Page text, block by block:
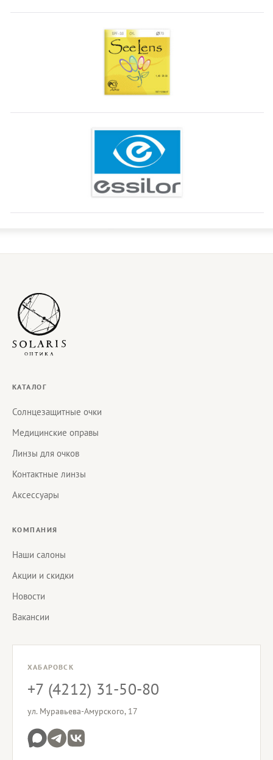
КАТАЛОГ
Солнцезащитные очки
Медицинские оправы
Линзы для очков
Контактные линзы
Аксессуары
КОМПАНИЯ
Наши салоны
Акции и скидки
Новости
Вакансии
ХАБАРОВСК
+7 (4212) 31-50-80
ул. Муравьева-Амурского, 17